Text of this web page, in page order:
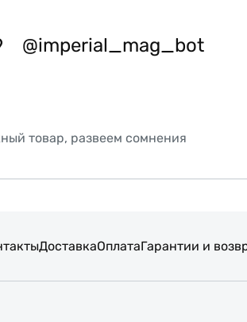
@imperial_mag_bot
товар, развеем сомнения
ДоставкаОплатаГарантии и